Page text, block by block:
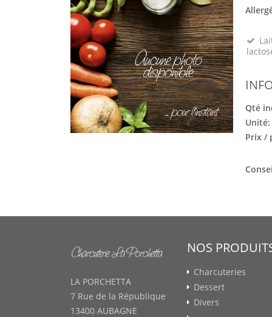
Qté
Unité:
Prix /
LA PORCHETTA
7 Rue de la République
13400 AUBAGNE
NOS
Charcuteries
Dessert
Divers